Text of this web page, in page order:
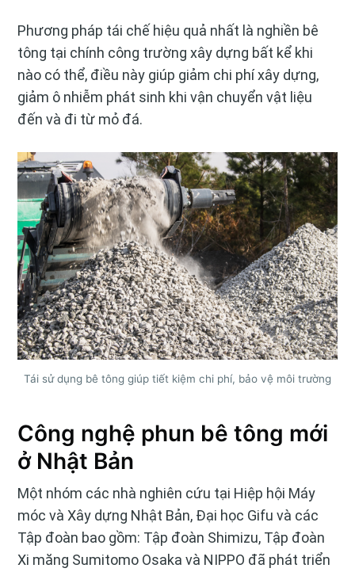
Phương pháp tái chế hiệu quả nhất là nghiền bê
tông tại chính công trường xây dựng bất kể khi
nào có thể, điều này giúp giảm chi phí xây dựng,
giảm ô nhiễm phát sinh khi vận chuyển vật liệu
đến và đi từ mỏ đá.
Tái sử dụng bê tông giúp tiết kiệm chi phí, bảo vệ môi trường
Công nghệ phun bê tông mới
ở Nhật Bản
Một nhóm các nhà nghiên cứu tại Hiệp hội Máy
móc và Xây dựng Nhật Bản, Đại học Gifu và các
Tập đoàn bao gồm: Tập đoàn Shimizu, Tập đoàn
Xi măng Sumitomo Osaka và NIPPO đã phát triển